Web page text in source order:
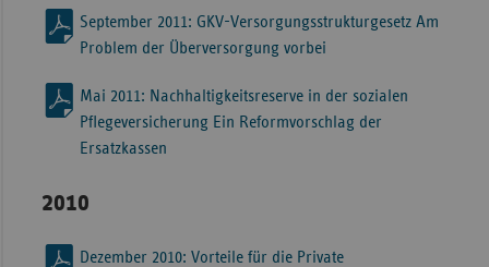
September 2011: GKV-Versorgungsstrukturgesetz Am
Problem der Überversorgung vorbei
Mai 2011: Nachhaltigkeitsreserve in der sozialen
Pflegeversicherung Ein Reformvorschlag der
Ersatzkassen
2010
Dezember 2010: Vorteile für die Private